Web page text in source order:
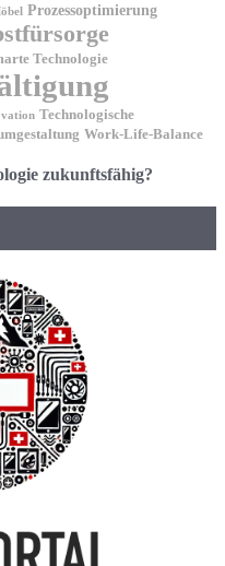
Prozessoptimierung
Technologie
Technologische
Work-Life-Balance
zukunftsfähig?